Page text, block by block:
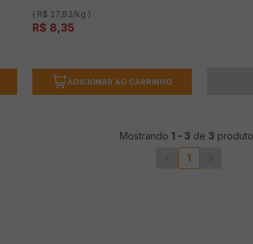
( R$ 27,83/kg )
R$ 8,35
ADICIONAR AO CARRINHO
Mostrando 1 - 3 de 3
1